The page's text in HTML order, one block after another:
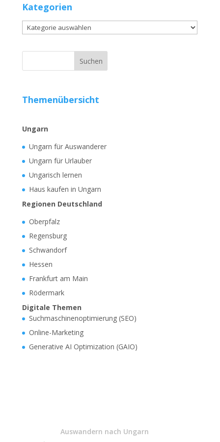
Kategorien
Kategorien
Themenübersicht
Ungarn
Ungarn für Auswanderer
Ungarn für Urlauber
Ungarisch lernen
Haus kaufen in Ungarn
Regionen Deutschland
Oberpfalz
Regensburg
Schwandorf
Hessen
Frankfurt am Main
Rödermark
Digitale Themen
Suchmaschinenoptimierung (SEO)
Online-Marketing
Generative AI Optimization (GAIO)
Auswandern nach Ungarn